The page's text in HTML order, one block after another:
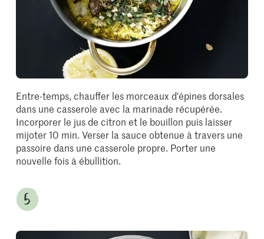
Entre-temps, chauffer les morceaux d'épines dorsales
dans une casserole avec la marinade récupérée.
Incorporer le jus de citron et le bouillon puis laisser
mijoter 10 min. Verser la sauce obtenue à travers une
passoire dans une casserole propre. Porter une
nouvelle fois à ébullition.